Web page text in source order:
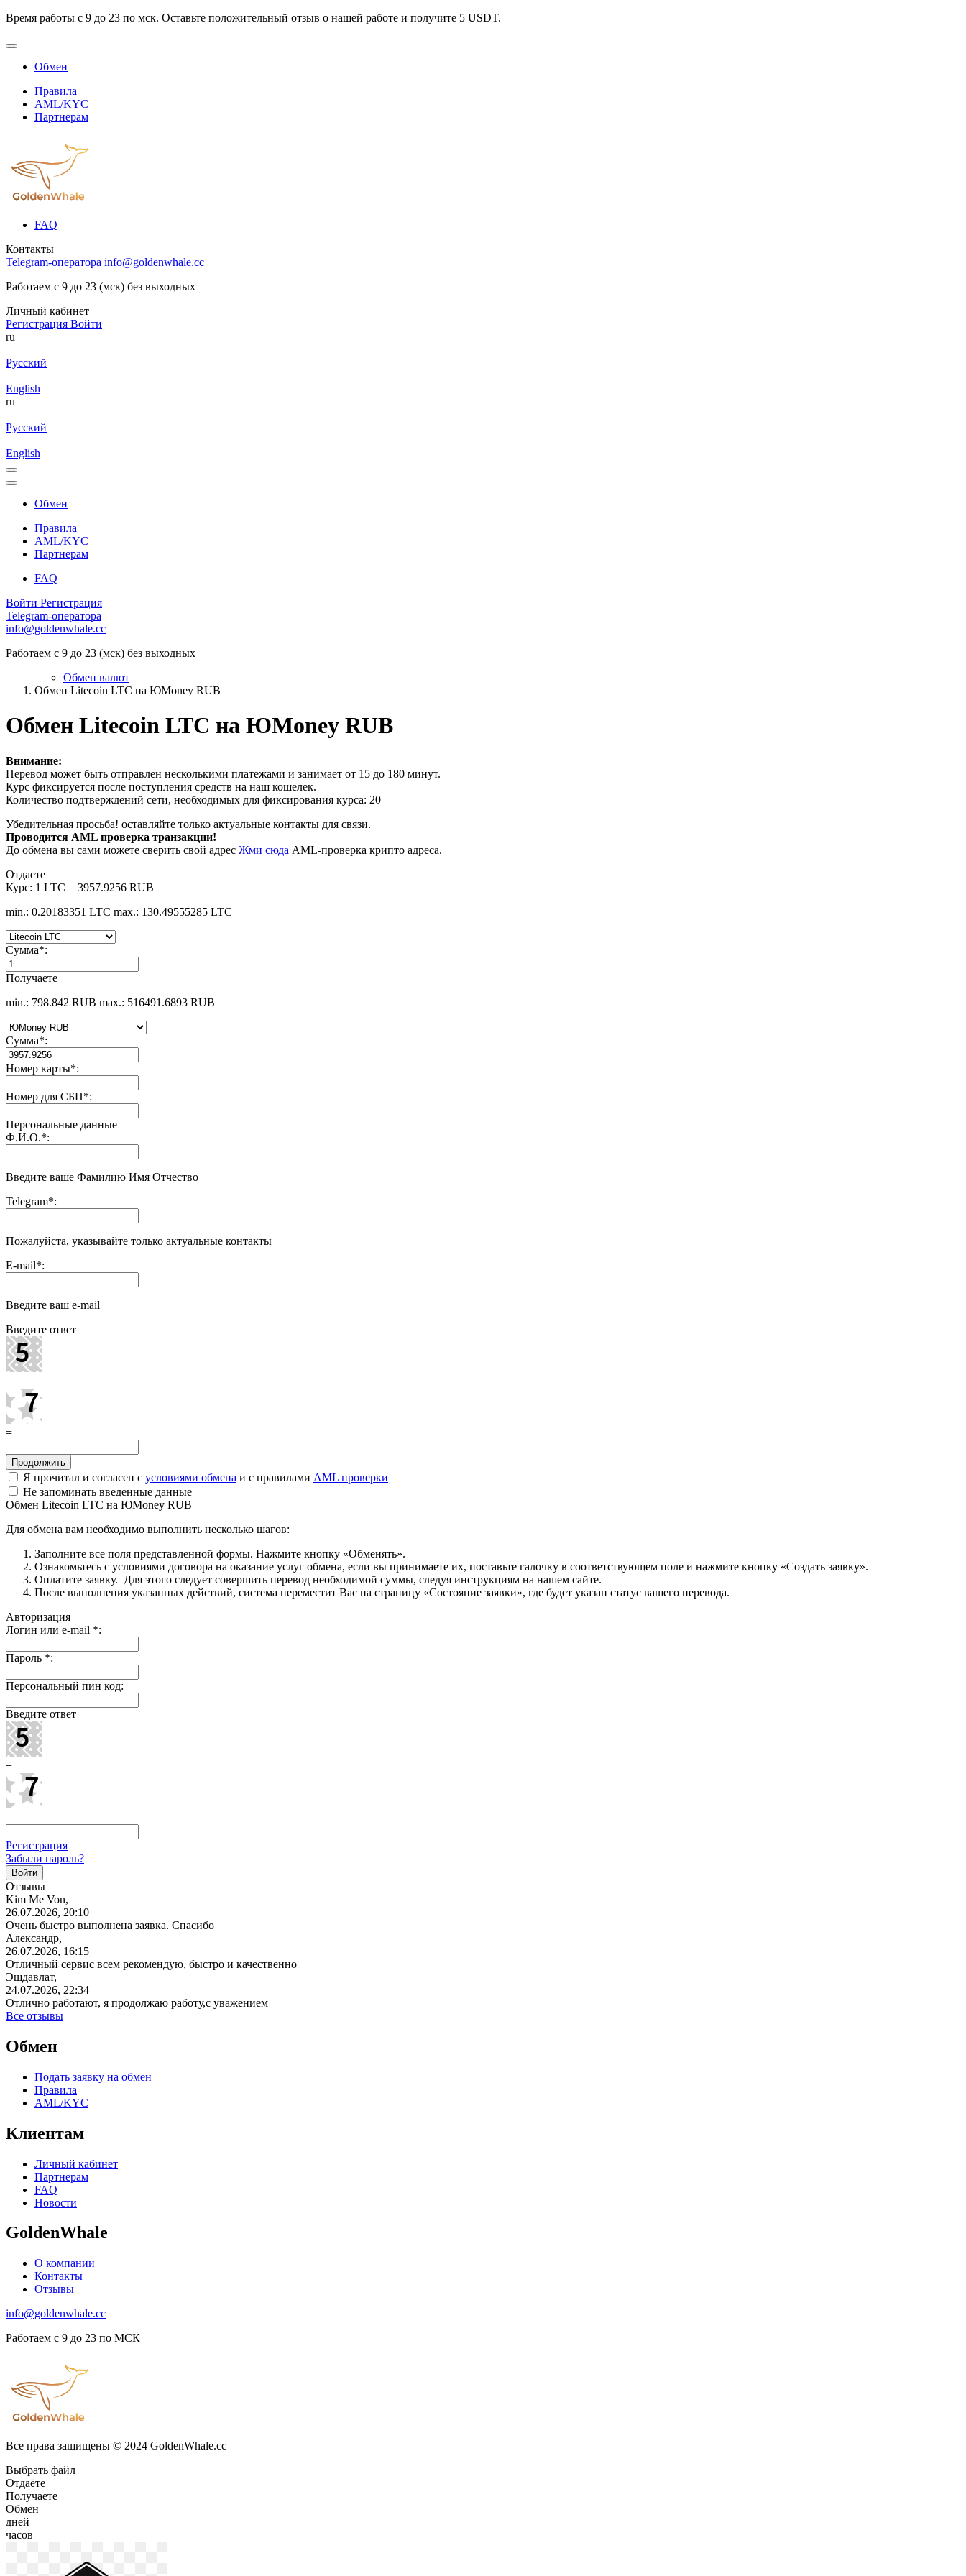
Время работы с 9 до 23 по мск. Оставьте положительный отзыв о нашей работе и получите 5 USDT.
Обмен
Правила
AML/KYC
Партнерам
FAQ
Контакты
Telegram-оператора info@goldenwhale.cc
Работаем с 9 до 23 (мск) без выходных
Личный кабинет
Регистрация Войти
ru
Русский
English
ru
Русский
English
Обмен
Правила
AML/KYC
Партнерам
FAQ
Войти Регистрация
Telegram-оператора
info@goldenwhale.cc
Работаем с 9 до 23 (мск) без выходных
Обмен валют
Обмен Litecoin LTC на ЮMoney RUB
Обмен Litecoin LTC на ЮMoney RUB
Внимание:
Перевод может быть отправлен несколькими платежами и занимает от 15 до 180 минут.
Курс фиксируется после поступления средств на наш кошелек.
Количество подтверждений сети, необходимых для фиксирования курса: 20
Убедительная просьба! оставляйте только актуальные контакты для связи.
Проводится AML проверка транзакции!
До обмена вы сами можете сверить свой адрес Жми сюда AML-проверка крипто адреса.
Отдаете
Курс: 1 LTC = 3957.9256 RUB
min.: 0.20183351 LTC max.: 130.49555285 LTC
Сумма*:
Получаете
min.: 798.842 RUB max.: 516491.6893 RUB
Сумма*:
Номер карты*:
Номер для СБП*:
Персональные данные
Ф.И.О.*:
Введите ваше Фамилию Имя Отчество
Telegram*:
Пожалуйста, указывайте только актуальные контакты
E-mail*:
Введите ваш e-mail
Введите ответ
+
=
Я прочитал и согласен с условиями обмена и с правилами AML проверки
Не запоминать введенные данные
Обмен Litecoin LTC на ЮMoney RUB
Для обмена вам необходимо выполнить несколько шагов:
Заполните все поля представленной формы. Нажмите кнопку «Обменять».
Ознакомьтесь с условиями договора на оказание услуг обмена, если вы принимаете их, поставьте галочку в соответствующем поле и нажмите кнопку «Создать заявку».
Оплатите заявку. Для этого следует совершить перевод необходимой суммы, следуя инструкциям на нашем сайте.
После выполнения указанных действий, система переместит Вас на страницу «Состояние заявки», где будет указан статус вашего перевода.
Авторизация
Логин или e-mail *:
Пароль *:
Персональный пин код:
Введите ответ
+
=
Регистрация
Забыли пароль?
Отзывы
Kim Me Von,
26.07.2026, 20:10
Очень быстро выполнена заявка. Спасибо
Александр,
26.07.2026, 16:15
Отличный сервис всем рекомендую, быстро и качественно
Эшдавлат,
24.07.2026, 22:34
Отлично работают, я продолжаю работу,с уважением
Все отзывы
Обмен
Подать заявку на обмен
Правила
AML/KYC
Клиентам
Личный кабинет
Партнерам
FAQ
Новости
GoldenWhale
О компании
Контакты
Отзывы
info@goldenwhale.cc
Работаем с 9 до 23 по МСК
Все права защищены © 2024 GoldenWhale.cc
Выбрать файл
Отдаёте
Получаете
Обмен
дней
часов